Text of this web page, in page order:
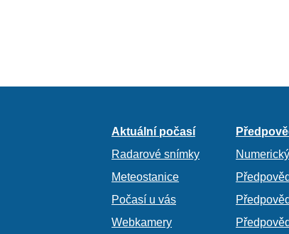
Aktuální počasí
Radarové snímky
Meteostanice
Počasí u vás
Webkamery